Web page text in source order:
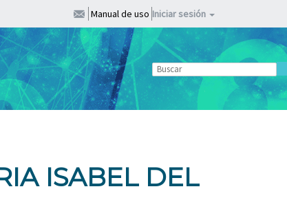
Manual de uso Iniciar sesión
ISABEL DEL